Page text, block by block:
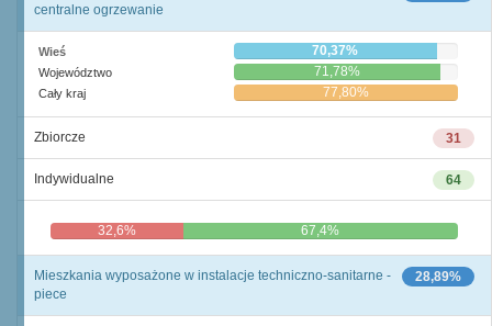
centralne ogrzewanie
Wieś 70,37%
Województwo 71,78%
Cały kraj 77,80%
31
Zbiorcze
64
Indywidualne
32,6% 67,4%
28,89%
Mieszkania wyposażone w instalacje techniczno-sanitarne -
piece